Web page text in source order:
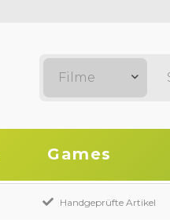
Filme
Games
Handgeprüfte Artikel